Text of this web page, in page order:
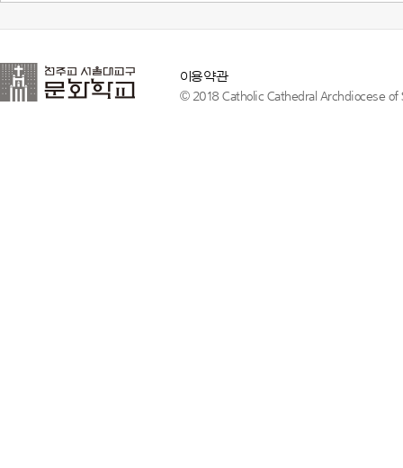
이용약관
© 2018 Catholic Cathedral Archdiocese of